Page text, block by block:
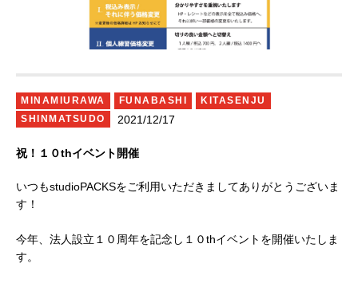
MINAMIURAWA FUNABASHI
KITASENJU
SHINMATSUDO
2021/12/17
祝！１０thイベント開催
いつもstudioPACKSをご利用いただきましてありがとうございま
す！
今年、法人設立１０周年を記念し１０thイベントを開催いたしま
す。